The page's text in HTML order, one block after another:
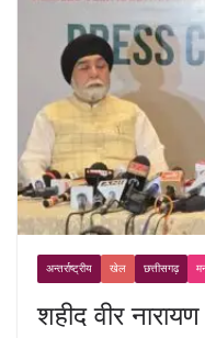
अन्तर्राष्ट्रीय खेल छत्तीसगढ़
शहीद वीर